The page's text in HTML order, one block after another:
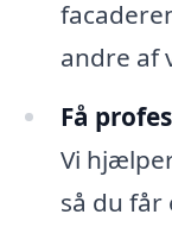
andre af
Få
Vi
så du